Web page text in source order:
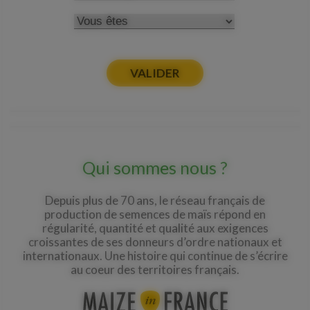
Nous vous informons de
l’existence de la liste
https://conso.bloctel.fr/.
Pour plus d’informations,
vous pouvez consulter les
mentions légales.
newsletter_activity
Qui sommes nous ?
Depuis plus de 70 ans, le réseau français de
production de semences de maïs répond en
régularité, quantité et qualité aux exigences
croissantes de ses donneurs d’ordre nationaux et
internationaux. Une histoire qui continue de s’écrire
au coeur des territoires français.